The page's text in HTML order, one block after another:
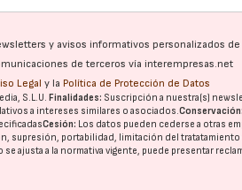
y avisos informativos personalizados
de terceros vía interempresas.net
Legal y la Política de Protección de Datos
S.L.U. Finalidades: Suscripción a nuestra(s)
a intereses similares o asociados.Conservación:
Cesión: Los datos pueden cederse a otras
supresión, portabilidad, limitación del tratatamiento
ajusta a la normativa vigente, puede presentar